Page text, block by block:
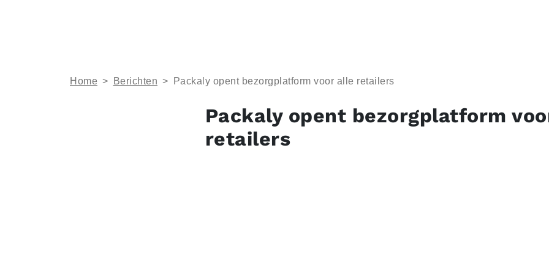
Home > Berichten > Packaly opent bezorgplatform voor alle retailers
Packaly opent bezorgplatform
retailers